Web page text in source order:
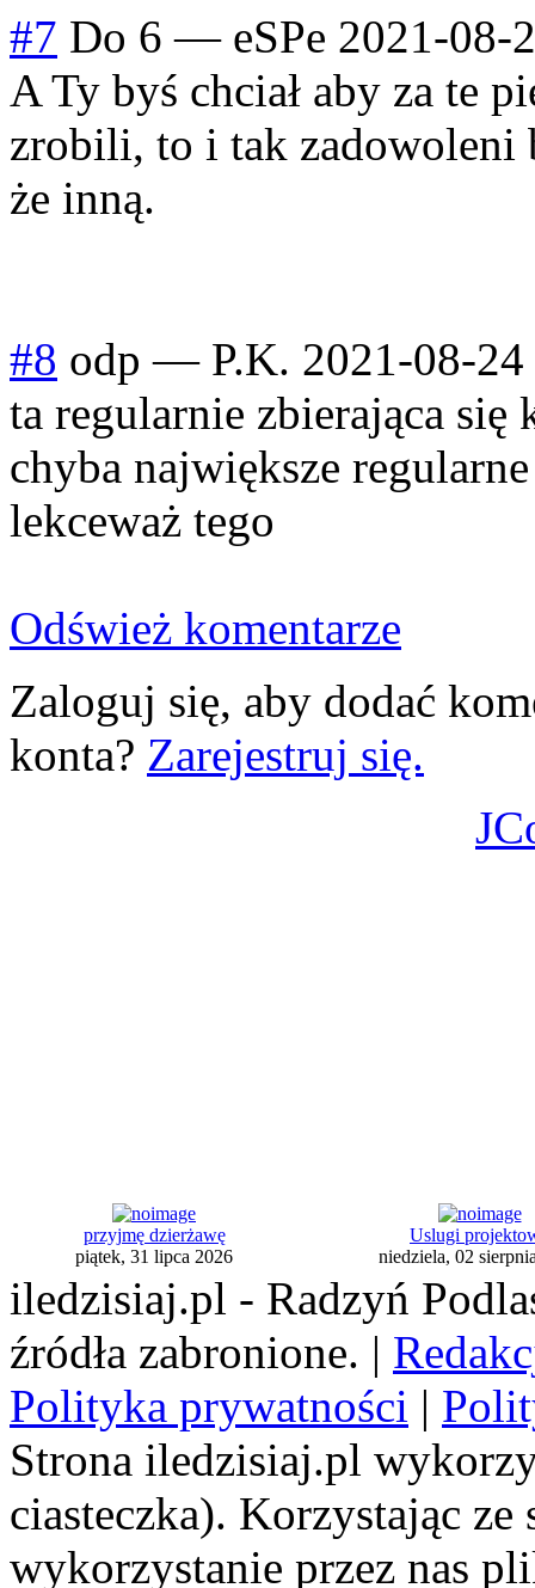
#7 Do 6 — eSPe 2021-08-
A Ty byś chciał aby za te
zrobili, to i tak zadowoleni
że inną.
#8 odp — P.K. 2021-08-
ta regularnie zbierająca
chyba największe
lekceważ tego
Odśwież komentarze
Zaloguj się, aby dodać
konta? Zarejestruj się.
przyjmę dzierżawę
piątek, 31 lipca 2026
Uslugi
niedziela, 02
iledzisiaj.pl - Radzyń
źródła zabronione. |
Polityka prywatności |
Strona iledzisiaj.pl
ciasteczka). Korzystając
wykorzystanie przez nas